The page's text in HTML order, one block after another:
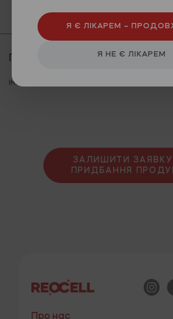
випуску
Покази:
інволюційно-дистрофічні зміни шкіри.
ЗАЛИШИТИ
ПРИДБАННЯ
Про нас
Я Є ЛІКАРЕМ –
Я НЕ Є ЛІКАРЕМ